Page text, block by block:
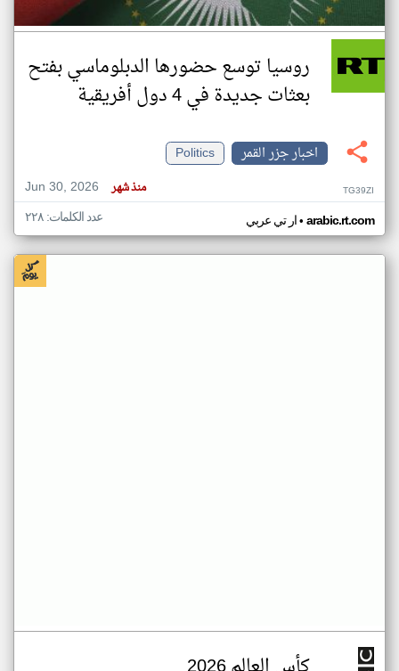
روسيا توسع حضورها الدبلوماسي بفتح
بعثات جديدة في 4 دول أفريقية
اخبار جزر القمر
Politics
Jun 30, 2026
منذ شهر TG39ZI
ار تي عربي• arabic.rt.com عدد الكلمات: ٢٢٨